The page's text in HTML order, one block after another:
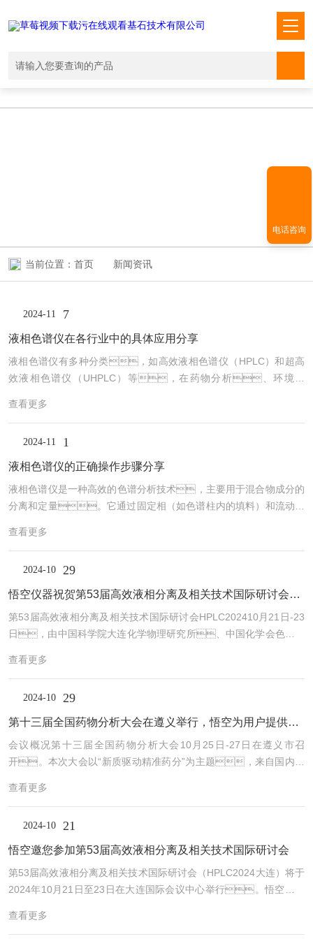
当前位置： 首页 新闻资讯
2024-11 7
液相色谱仪在各行业中的具体应用分享
液相色谱仪有多种分类，如高效液相色谱仪（HPLC）和超高
效液相色谱仪（UHPLC）等，在药物分析、环境监
等领域有广泛应用，能够进行定性和定量分析，确定
高分辨率和广泛的应用范围，在各行业中都有着重要的应
用。1、在制药行业中，被广泛用于药物
术，可以对药物成分进行快速、准确的分离和分
析，确保药品的质量和纯度，同时也能够检测药物残留
和控制药品的生产工艺。2、...
查看更多
2024-11 1
液相色谱仪的正确操作步骤分享
液相色谱仪是一种高效的色谱分析技术，主要用于混合物成分的
分离和定量。它通过固定相（如色谱柱内的填料）和流动相
品中的不同组分分离。下面将详细介绍液相色谱仪的正确操作
操作之前，首先需要检查各个部件是否完好，包括
柱子、检测器、泵、进样器等。同时，检
的制备是否充分。2、样品准备将待测样品溶解于适当
的溶剂中，并通过微孔过滤器过滤以去除悬浮物和杂
质。确保...
查看更多
2024-10 29
悟空仪器祝贺第53届高效液相分离及相关技术国际研讨会闭幕
第53届高效液相分离及相关技术国际研讨会HPLC202410月21日-23
日，由中国科学院大连化学物理研究所、中国化学会色谱委
4）”在大连国际会议中心举行。来自国内外20多个国家和地区
期内就色谱相关技术进行充分交流。高效液相分离及相关技术
国际研讨会是国际学术的系列会议，也是色谱领域最权威最大规
年在大连和201...
查看更多
2024-10 29
第十三届全国药物分析大会在遵义举行，悟空为用户提供药物分析解决方案
会议概况第十三届全国药物分析大会10月25日-27日在遵义市召
开。本次大会以“新质驱动精准药分”为主题，来自国内众
分析新原理、新方法、新技术、新应用
案，同参会专家学者进行交流。除大会报告
外，会议还设置了药物分析新技术新方法、中药和
析、DMPK分析、智能药物分析、药品质量
分析、青年学者、研究生等分会场，共有163位
药物分析专业领域的专家学者聚焦于药物分...
查看更多
2024-10 21
悟空邀您参加第53届高效液相分离及相关技术国际研讨会
第53届高效液相分离及相关技术国际研讨会（HPLC2024大连）将于
2024年10月21日至23日在大连国际会议中心举行。悟空将携
效液相分离及相关技术和解决方案。此次会议由中国科学院大
查看更多
电话咨询